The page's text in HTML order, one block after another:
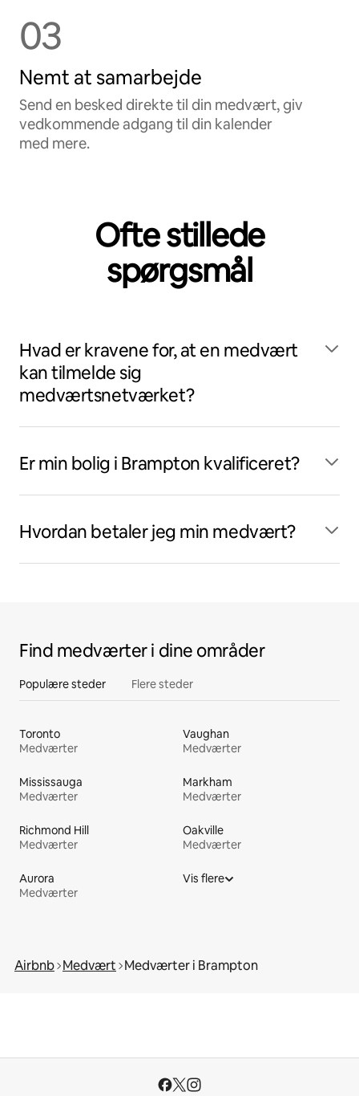
03
Nemt at samarbejde
Send en besked direkte til din medvært, giv
vedkommende adgang til din kalender
med mere.
Ofte stillede
spørgsmål
Hvad er kravene for, at en medvært
kan tilmelde sig
medværtsnetværket?
Er min bolig i Brampton kvalificeret?
Hvordan betaler jeg min medvært?
Find medværter i dine områder
Populære steder Flere steder
Toronto
Medværter
Vaughan
Medværter
Mississauga
Medværter
Markham
Medværter
Richmond Hill
Medværter
Oakville
Medværter
Aurora
Medværter
Vis flere
Airbnb Medvært Medværter i Brampton